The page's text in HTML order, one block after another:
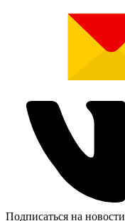
Подписаться на новости